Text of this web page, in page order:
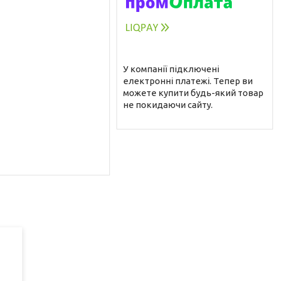
У компанії підключені
електронні платежі. Тепер ви
можете купити будь-який товар
не покидаючи сайту.